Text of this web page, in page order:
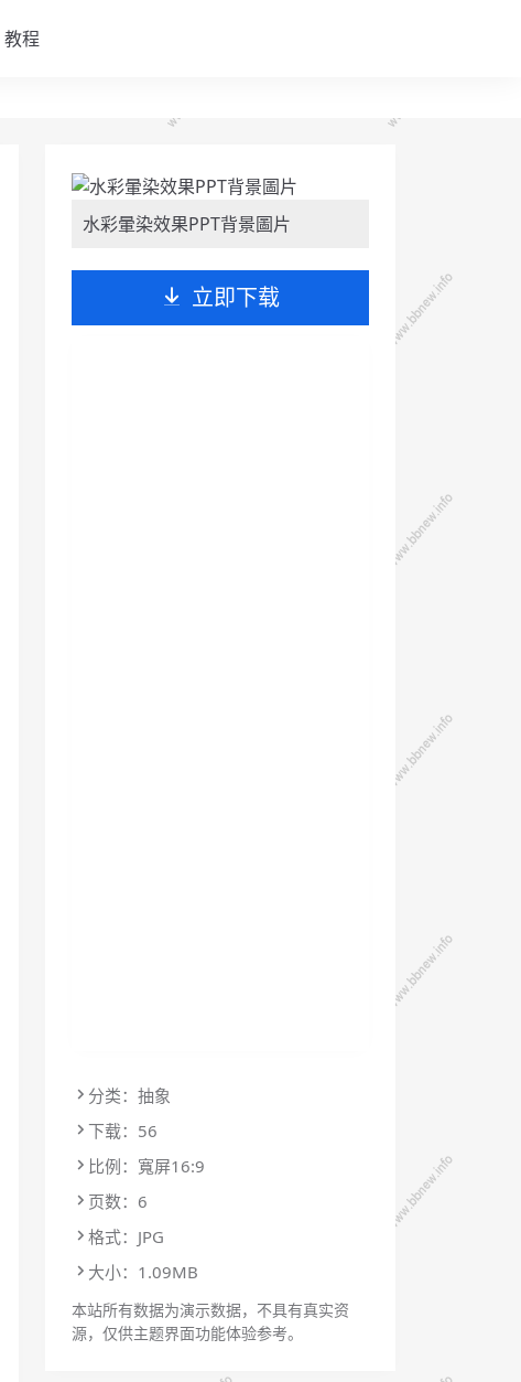
教程
水彩暈染效果PPT背景圖片
立即下载
分类：抽象
下载：56
比例：寬屏16:9
页数：6
格式：JPG
大小：1.09MB
本站所有数据为演示数据，不具有真实资
源，仅供主题界面功能体验参考。